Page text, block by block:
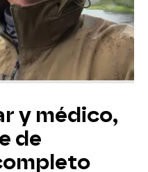
y médico,
de